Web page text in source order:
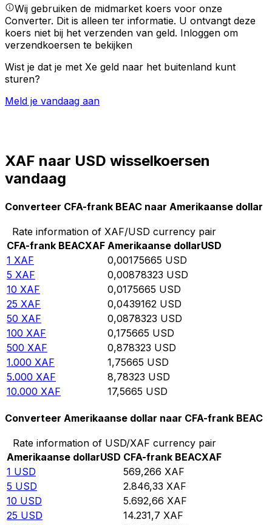
Wij gebruiken de midmarket koers voor onze
Converter. Dit is alleen ter informatie. U ontvangt deze
koers niet bij het verzenden van geld. Inloggen om
verzendkoersen te bekijken
Wist je dat je met Xe geld naar het buitenland kunt
sturen?
Meld je vandaag aan
XAF naar USD wisselkoersen
vandaag
Converteer CFA-frank BEAC naar Amerikaanse dollar
Rate information of XAF/USD currency pair
CFA-frank BEACXAF Amerikaanse dollarUSD
1 XAF 0,00175665 USD
5 XAF 0,00878323 USD
10 XAF 0,0175665 USD
25 XAF 0,0439162 USD
50 XAF 0,0878323 USD
100 XAF 0,175665 USD
500 XAF 0,878323 USD
1.000 XAF 1,75665 USD
5.000 XAF 8,78323 USD
10.000 XAF 17,5665 USD
Converteer Amerikaanse dollar naar CFA-frank BEAC
Rate information of USD/XAF currency pair
Amerikaanse dollarUSD CFA-frank BEACXAF
1 USD 569,266 XAF
5 USD 2.846,33 XAF
10 USD 5.692,66 XAF
25 USD 14.231,7 XAF